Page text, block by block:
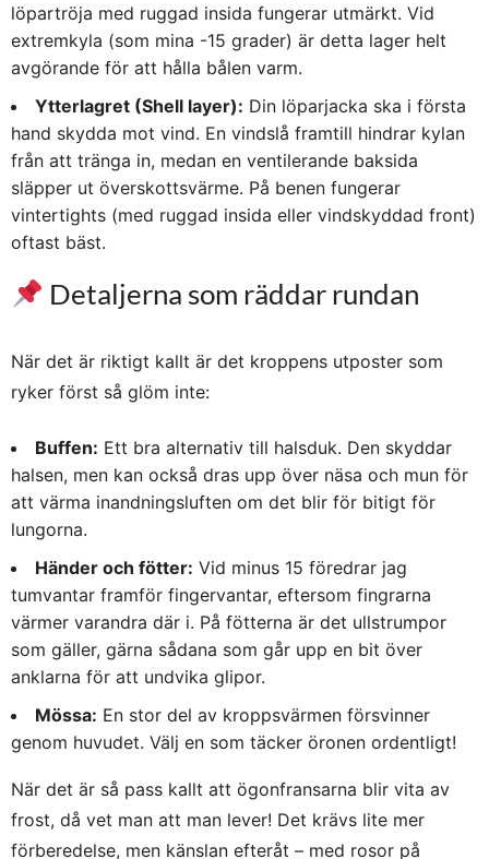
löpartröja med ruggad insida fungerar utmärkt. Vid
extremkyla (som mina -15 grader) är detta lager helt
avgörande för att hålla bålen varm.
Ytterlagret (Shell layer): Din löparjacka ska i första
hand skydda mot vind. En vindslå framtill hindrar kylan
från att tränga in, medan en ventilerande baksida
släpper ut överskottsvärme. På benen fungerar
vintertights (med ruggad insida eller vindskyddad front)
oftast bäst.
Detaljerna som räddar rundan
När det är riktigt kallt är det kroppens utposter som
ryker först så glöm inte:
Buffen: Ett bra alternativ till halsduk. Den skyddar
halsen, men kan också dras upp över näsa och mun för
att värma inandningsluften om det blir för bitigt för
lungorna.
Händer och fötter: Vid minus 15 föredrar jag
tumvantar framför fingervantar, eftersom fingrarna
värmer varandra där i. På fötterna är det ullstrumpor
som gäller, gärna sådana som går upp en bit över
anklarna för att undvika glipor.
Mössa: En stor del av kroppsvärmen försvinner
genom huvudet. Välj en som täcker öronen ordentligt!
När det är så pass kallt att ögonfransarna blir vita av
frost, då vet man att man lever! Det krävs lite mer
förberedelse, men känslan efteråt – med rosor på